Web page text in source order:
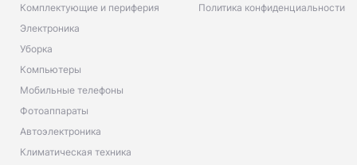
Комплектующие и периферия
Электроника
Уборка
Компьютеры
Мобильные телефоны
Фотоаппараты
Автоэлектроника
Климатическая техника
Политика конфиденциальности